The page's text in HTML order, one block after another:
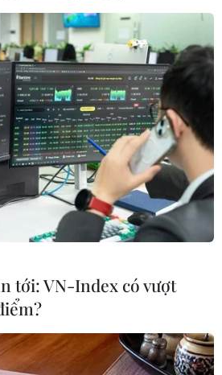
(TTXVN/Vietnam+)
Đô
#giả mạo trong công tác
Hóa
tới: VN-Index có vượt